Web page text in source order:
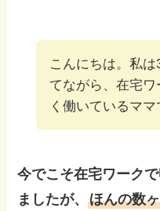
こんにちは。私
てながら、在宅
く働いているママ
今でこそ在宅ワーク
ましたが、ほんの数